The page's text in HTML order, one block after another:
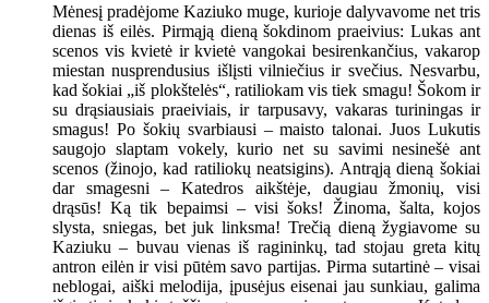
Mėnesį pradėjome Kaziuko muge, kurioje dalyvavome net tris
dienas iš eilės. Pirmąją dieną šokdinom praeivius: Lukas ant
scenos vis kvietė ir kvietė vangokai besirenkančius, vakarop
miestan nusprendusius išlįsti vilniečius ir svečius. Nesvarbu,
kad šokiai „iš plokštelės“, ratiliokam vis tiek smagu! Šokom ir
su drąsiausiais praeiviais, ir tarpusavy, vakaras turiningas ir
smagus! Po šokių svarbiausi – maisto talonai. Juos Lukutis
saugojo slaptam vokely, kurio net su savimi nesinešė ant
scenos (žinojo, kad ratiliokų neatsigins). Antrąją dieną šokiai
dar smagesni – Katedros aikštėje, daugiau žmonių, visi
drąsūs! Ką tik bepaimsi – visi šoks! Žinoma, šalta, kojos
slysta, sniegas, bet juk linksma! Trečią dieną žygiavome su
Kaziuku – buvau vienas iš ragininkų, tad stojau greta kitų
antron eilėn ir visi pūtėm savo partijas. Pirma sutartinė – visai
neblogai, aiški melodija, įpusėjus eisenai jau sunkiau, galima